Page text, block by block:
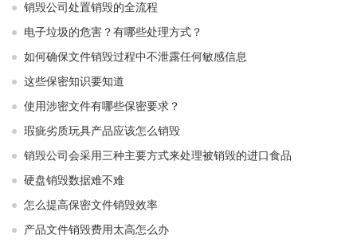
销毁公司处置销毁的全流程
电子垃圾的危害？有哪些处理方式？
如何确保文件销毁过程中不泄露任何敏感信息
这些保密知识要知道
使用涉密文件有哪些保密要求？
瑕疵劣质玩具产品应该怎么销毁
销毁公司会采用三种主要方式来处理被销毁的进口食品
硬盘销毁数据难不难
怎么提高保密文件销毁效率
产品文件销毁费用太高怎么办